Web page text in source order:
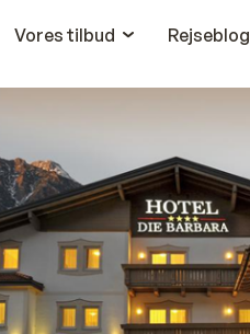
Vores tilbud
Rejseblog